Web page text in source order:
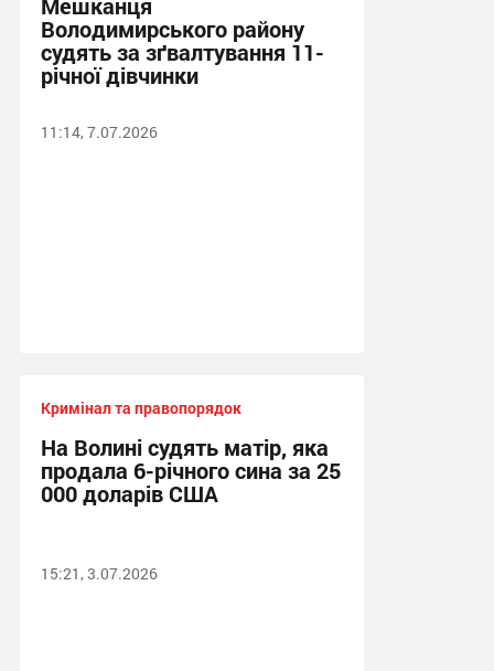
Володимирського району
судять за зґвалтування 11-
річної дівчинки
11:14, 7.07.2026
Кримінал та правопорядок
На Волині судять матір, яка
продала 6-річного сина за 25
000 доларів США
15:21, 3.07.2026